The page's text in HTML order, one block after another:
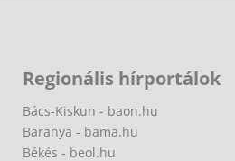
Regionális hírportálok
Bács-Kiskun - baon.hu
Baranya - bama.hu
Békés - beol.hu